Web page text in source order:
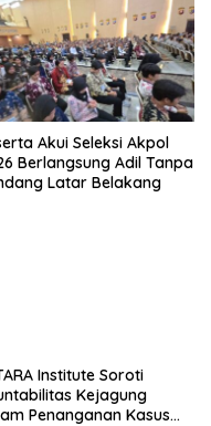
Akui Seleksi Akpol
Berlangsung Adil Tanpa
Latar Belakang
Institute Soroti
Kejagung
Penanganan Kasus